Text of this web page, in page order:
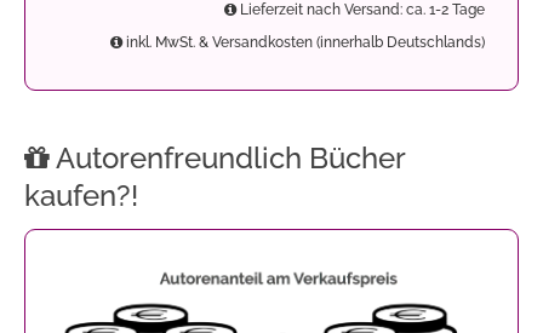
Lieferzeit nach Versand: ca. 1-2 Tage
inkl. MwSt. & Versandkosten (innerhalb Deutschlands)
Autorenfreundlich Bücher
kaufen?!